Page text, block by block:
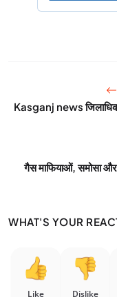
Kasganj news
गैस माफियाओं, समोसा और
WHAT'S YOUR
Like Dislike